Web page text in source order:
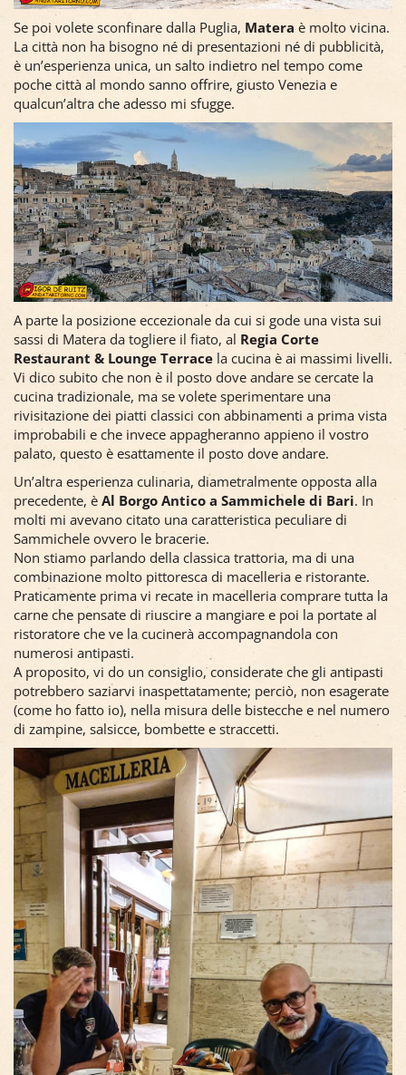
Se poi volete sconfinare dalla Puglia, Matera è molto vicina.
La città non ha bisogno né di presentazioni né di pubblicità,
è un’esperienza unica, un salto indietro nel tempo come
poche città al mondo sanno offrire, giusto Venezia e
qualcun’altra che adesso mi sfugge.
A parte la posizione eccezionale da cui si gode una vista sui
sassi di Matera da togliere il fiato, al Regia Corte
Restaurant & Lounge Terrace la cucina è ai massimi livelli.
Vi dico subito che non è il posto dove andare se cercate la
cucina tradizionale, ma se volete sperimentare una
rivisitazione dei piatti classici con abbinamenti a prima vista
improbabili e che invece appagheranno appieno il vostro
palato, questo è esattamente il posto dove andare.
Un’altra esperienza culinaria, diametralmente opposta alla
precedente, è Al Borgo Antico a Sammichele di Bari. In
molti mi avevano citato una caratteristica peculiare di
Sammichele ovvero le bracerie.
Non stiamo parlando della classica trattoria, ma di una
combinazione molto pittoresca di macelleria e ristorante.
Praticamente prima vi recate in macelleria comprare tutta la
carne che pensate di riuscire a mangiare e poi la portate al
ristoratore che ve la cucinerà accompagnandola con
numerosi antipasti.
A proposito, vi do un consiglio, considerate che gli antipasti
potrebbero saziarvi inaspettatamente; perciò, non esagerate
(come ho fatto io), nella misura delle bistecche e nel numero
di zampine, salsicce, bombette e straccetti.